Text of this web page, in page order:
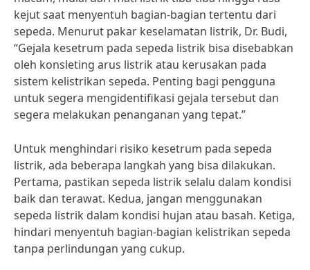
kejut saat menyentuh bagian-bagian tertentu dari
sepeda. Menurut pakar keselamatan listrik, Dr. Budi,
“Gejala kesetrum pada sepeda listrik bisa disebabkan
oleh konsleting arus listrik atau kerusakan pada
sistem kelistrikan sepeda. Penting bagi pengguna
untuk segera mengidentifikasi gejala tersebut dan
segera melakukan penanganan yang tepat.”
Untuk menghindari risiko kesetrum pada sepeda
listrik, ada beberapa langkah yang bisa dilakukan.
Pertama, pastikan sepeda listrik selalu dalam kondisi
baik dan terawat. Kedua, jangan menggunakan
sepeda listrik dalam kondisi hujan atau basah. Ketiga,
hindari menyentuh bagian-bagian kelistrikan sepeda
tanpa perlindungan yang cukup.